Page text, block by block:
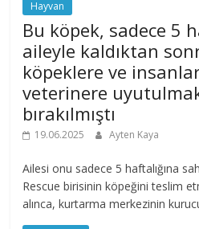
Hayvan
Bu köpek, sadece 5
aileyle kaldıktan
köpeklere ve
veterinere
bırakılmıştı
19.06.2025 Ayten Kaya
Ailesi onu sadece 5 haftalığına
Rescue birisinin köpeğini teslim
alınca, kurtarma merkezinin